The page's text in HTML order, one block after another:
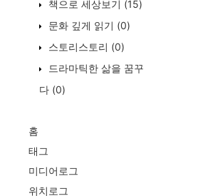
책으로 세상보기 (15)
문화 깊게 읽기 (0)
스토리스토리 (0)
드라마틱한 삶을 꿈꾸
다 (0)
홈
태그
미디어로그
위치로그